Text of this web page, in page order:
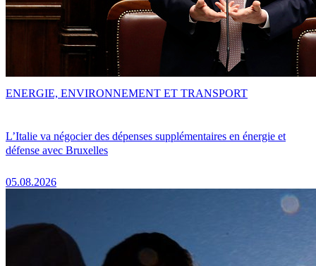
L’Italie va négocier des dépenses supplémentaires en énergie et
défense avec Bruxelles
05.08.2026
ENERGIE, ENVIRONNEMENT ET TRANSPORT